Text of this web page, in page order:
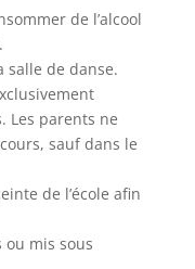
de l’alcool
salle de danse.
Les parents ne
sauf dans le
de l’école afin
mis sous